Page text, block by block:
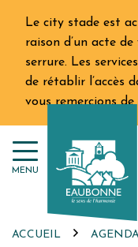
contenu
Le city stade est
raison d’un acte
serrure. Les
de rétablir l’accès
vous remercions
MENU
ACCUEIL